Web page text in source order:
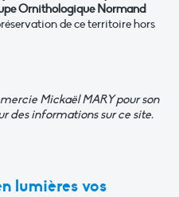
Ornithologique Normand
de ce territoire hors
Mickaël MARY pour son
des informations sur ce site.
lumières vos